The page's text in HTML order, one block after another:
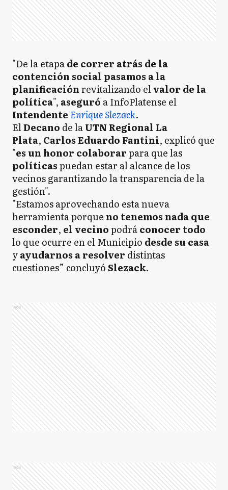
"De la etapade correr atrás de la
contención social pasamos a la
planificaciónrevitalizando elvalor de la
política", aseguró a InfoPlatense el
Intendente Enrique Slezack.
ElDecano de laUTN Regional La
Plata, Carlos Eduardo Fantini, explicó que
"es un honor colaborarpara que las
políticaspuedan estar al alcance de los
vecinos garantizando la transparencia de la
gestión".
"Estamos aprovechando esta nueva
herramienta porque no tenemos nada que
esconder, el vecinopodráconocer todo
lo que ocurre en el Municipio desde su casa
yayudarnos a resolver distintas
cuestiones” concluyóSlezack.
Ads
Ads